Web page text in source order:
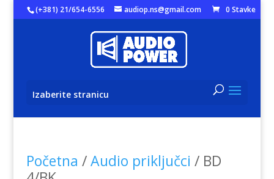
(+381) 21/654-6556 audiop.ns@gmail.com 0 Stavke
Izaberite stranicu
Početna /Audio priključci / BD